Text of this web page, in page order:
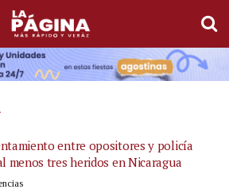
entre opositores y policía
menos tres heridos en Nicaragua